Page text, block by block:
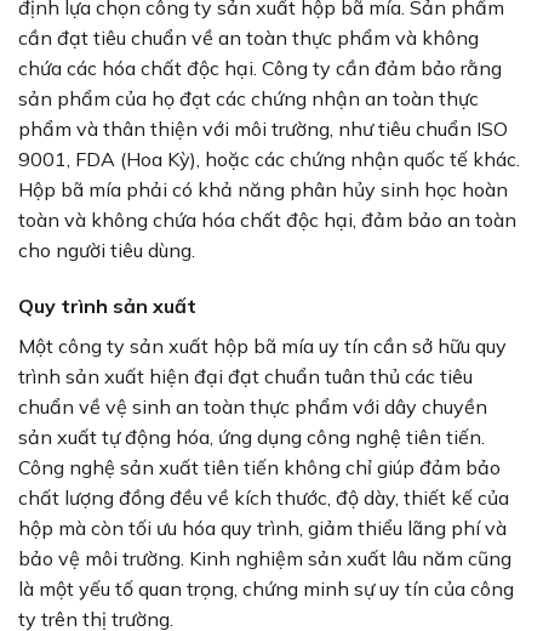
định lựa chọn công ty sản xuất hộp bã mía. Sản phẩm
cần đạt tiêu chuẩn về an toàn thực phẩm và không
chứa các hóa chất độc hại. Công ty cần đảm bảo rằng
sản phẩm của họ đạt các chứng nhận an toàn thực
phẩm và thân thiện với môi trường, như tiêu chuẩn ISO
9001, FDA (Hoa Kỳ), hoặc các chứng nhận quốc tế khác.
Hộp bã mía phải có khả năng phân hủy sinh học hoàn
toàn và không chứa hóa chất độc hại, đảm bảo an toàn
cho người tiêu dùng.
Quy trình sản xuất
Một công ty sản xuất hộp bã mía uy tín cần sở hữu quy
trình sản xuất hiện đại đạt chuẩn tuân thủ các tiêu
chuẩn về vệ sinh an toàn thực phẩm với dây chuyền
sản xuất tự động hóa, ứng dụng công nghệ tiên tiến.
Công nghệ sản xuất tiên tiến không chỉ giúp đảm bảo
chất lượng đồng đều về kích thước, độ dày, thiết kế của
hộp mà còn tối ưu hóa quy trình, giảm thiểu lãng phí và
bảo vệ môi trường. Kinh nghiệm sản xuất lâu năm cũng
là một yếu tố quan trọng, chứng minh sự uy tín của công
ty trên thị trường.